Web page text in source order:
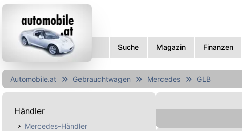
Suche Magazin Finanzen
Automobile.at Gebrauchtwagen Mercedes GLB
Händler
Mercedes-Händler